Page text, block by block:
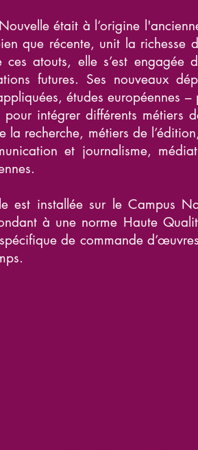
était à l’origine
que récente, unit la
ces atouts, elle s’est
futures. Ses nouveaux
études européennes
intégrer différents métiers
la recherche, métiers de
et journalisme,
est installée sur le Campus
à une norme Haute
de commande